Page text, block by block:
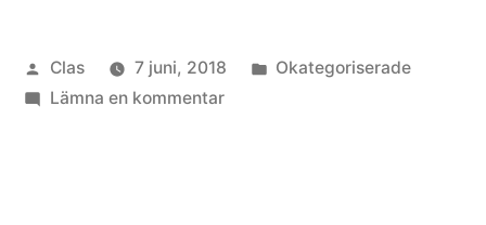
Publicerat
av
Clas 7 juni, 2018
Publicerat
Okategoriserade
Lämna en kommentartill